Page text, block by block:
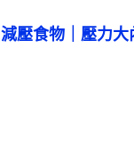
減壓食物｜壓力